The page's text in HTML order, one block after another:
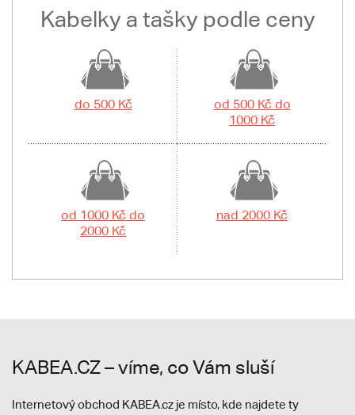
Kabelky a tašky podle ceny
do 500 Kč
od 500 Kč do
1000 Kč
od 1000 Kč do
2000 Kč
nad 2000 Kč
KABEA.CZ – víme, co Vám sluší
Internetový obchod KABEA.cz je místo, kde najdete ty